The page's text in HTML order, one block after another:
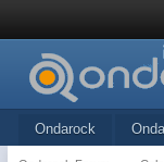
Ondarock